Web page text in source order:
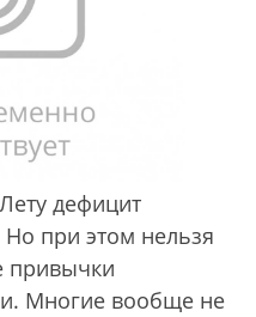
дефицит
Но при этом нельзя
привычки
Многие вообще не